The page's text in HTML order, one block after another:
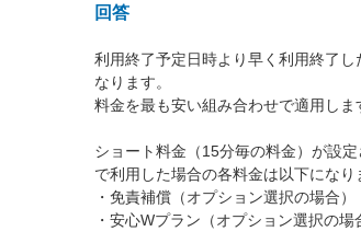
回答
利用終了予定日時より早く利用終了
なります。
料金を最も安い組み合わせで適用しま
ショート料金（15分毎の料金）が設
で利用した場合の各料金は以下にな
・免責補償（オプション選択の場合
・安心Wプラン（オプション選択の